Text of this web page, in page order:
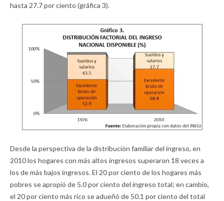
hasta 27.7 por ciento (gráfica 3).
Desde la perspectiva de la distribución familiar del ingreso, en
2010 los hogares con más altos ingresos superaron 18 veces a
los de más bajos ingresos. El 20 por ciento de los hogares más
pobres se apropió de 5.0 por ciento del ingreso total; en cambio,
el 20 por ciento más rico se adueñó de 50.1 por ciento del total